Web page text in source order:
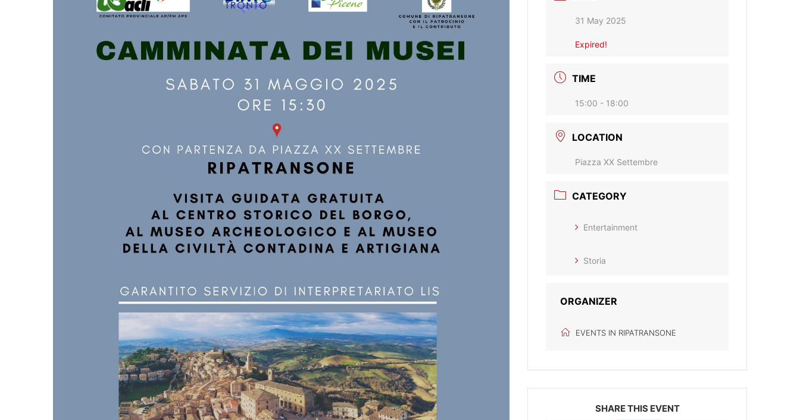
31 May 2025
Expired!
TIME
15:00 - 18:00
LOCATION
Piazza XX Settembre
CATEGORY
Entertainment
Storia
ORGANIZER
EVENTS IN RIPATRANSONE
SHARE THIS EVENT